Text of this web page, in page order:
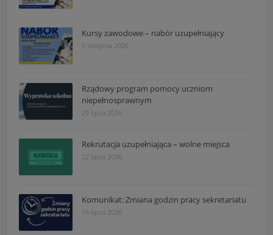
Kursy zawodowe – nabór uzupełniający
5 sierpnia 2026
Rządowy program pomocy uczniom
niepełnosprawnym
29 lipca 2026
Rekrutacja uzupełniająca – wolne miejsca
22 lipca 2026
Komunikat: Zmiana godzin pracy sekretariatu
16 lipca 2026